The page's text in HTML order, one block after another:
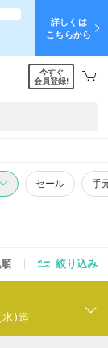
詳しくは
こちらから
今すぐ
会員登録!
セール 手
絞り込み
)迄